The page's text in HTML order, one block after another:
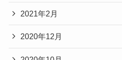
2021年2月
2020年12月